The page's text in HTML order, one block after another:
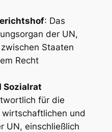
: Das
der UN,
Staaten
Recht
für die
und
UN, einschließlich